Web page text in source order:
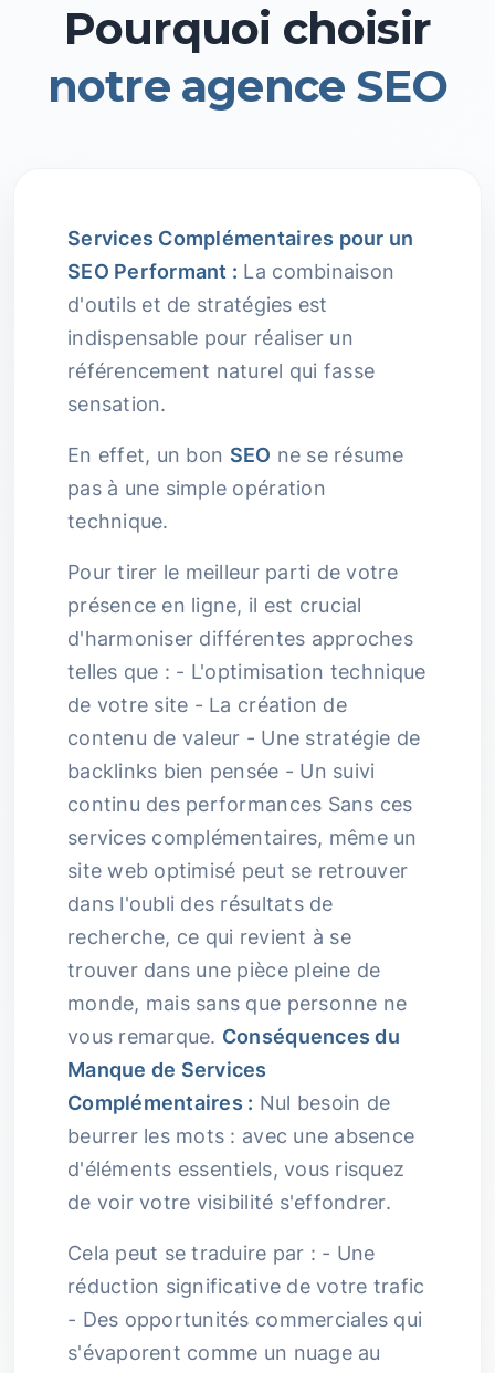
Pourquoi choisir
notre agence SEO
Services Complémentaires pour un
SEO Performant : La combinaison
d'outils et de stratégies est
indispensable pour réaliser un
référencement naturel qui fasse
sensation.
En effet, un bon SEO ne se résume
pas à une simple opération
technique.
Pour tirer le meilleur parti de votre
présence en ligne, il est crucial
d'harmoniser différentes approches
telles que : - L'optimisation technique
de votre site - La création de
contenu de valeur - Une stratégie de
backlinks bien pensée - Un suivi
continu des performances Sans ces
services complémentaires, même un
site web optimisé peut se retrouver
dans l'oubli des résultats de
recherche, ce qui revient à se
trouver dans une pièce pleine de
monde, mais sans que personne ne
vous remarque. Conséquences du
Manque de Services
Complémentaires : Nul besoin de
beurrer les mots : avec une absence
d'éléments essentiels, vous risquez
de voir votre visibilité s'effondrer.
Cela peut se traduire par : - Une
réduction significative de votre trafic
- Des opportunités commerciales qui
s'évaporent comme un nuage au